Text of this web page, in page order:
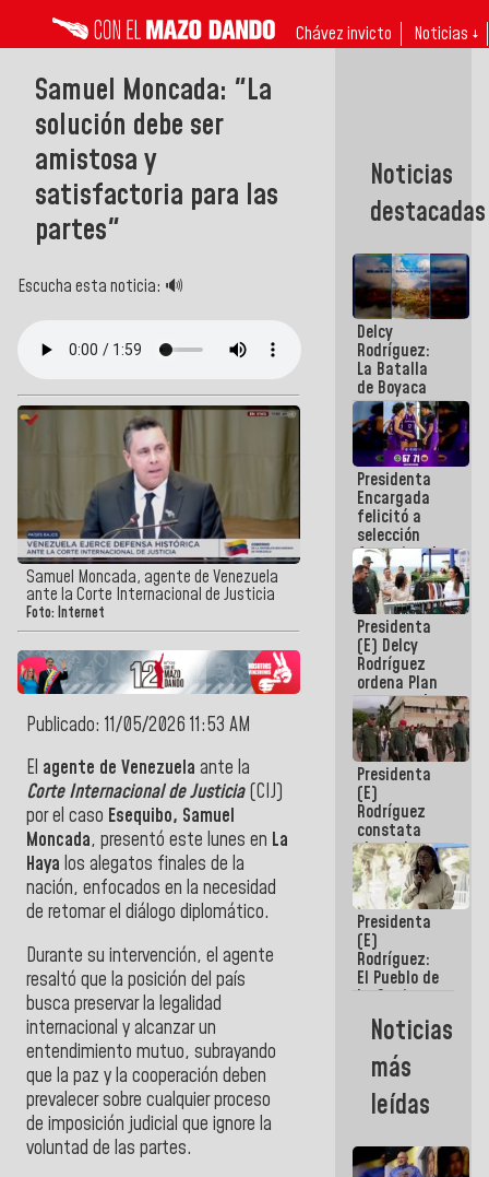
Chávez invicto Noticias ↓
Samuel Moncada: "La
solución debe ser
amistosa y
satisfactoria para las
partes"
Escucha esta noticia: 🔊
Samuel Moncada, agente de Venezuela
ante la Corte Internacional de Justicia
Foto: Internet
Publicado: 11/05/2026 11:53 AM
El agente de Venezuela ante la
Corte Internacional de Justicia(CIJ)
por el caso Esequibo, Samuel
Moncada, presentó este lunes en La
Haya los alegatos finales de la
nación, enfocados en la necesidad
de retomar el diálogo diplomático.
Durante su intervención, el agente
resaltó que la posición del país
busca preservar la legalidad
internacional y alcanzar un
entendimiento mutuo, subrayando
que la paz y la cooperación deben
prevalecer sobre cualquier proceso
de imposición judicial que ignore la
voluntad de las partes.
Noticias
destacadas
Delcy
Rodríguez:
La Batalla
de Boyaca
representa
un capítulo
decisivo en
la gesta
emancipadora
de nuestra
América
Presidenta
Encargada
felicitó a
selección
femenina de
baloncesto
por su
clasificación
a la
AmeriCup
2027
Presidenta
(E) Delcy
Rodríguez
ordena Plan
maestro de
desarrollo
logístico y
turístico
para La
Guaira
Presidenta
(E)
Rodríguez
constata
obras de
rehabilitación
de Escuela
Militar de
Mamo en La
Guaira
Presidenta
(E)
Rodríguez:
El Pueblo de
La Guaira
siempre
estará
acompañada
por el
Gobierno
Nacional
Noticias
más
leídas